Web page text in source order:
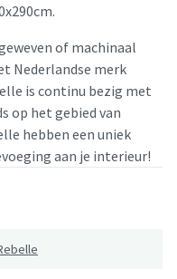
of machinaal
Nederlandse merk
is continu bezig met
op het gebied van
hebben een uniek
aan je interieur!